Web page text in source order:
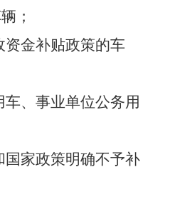
；
资金补贴政策的车
车、事业单位公务用
国家政策明确不予补